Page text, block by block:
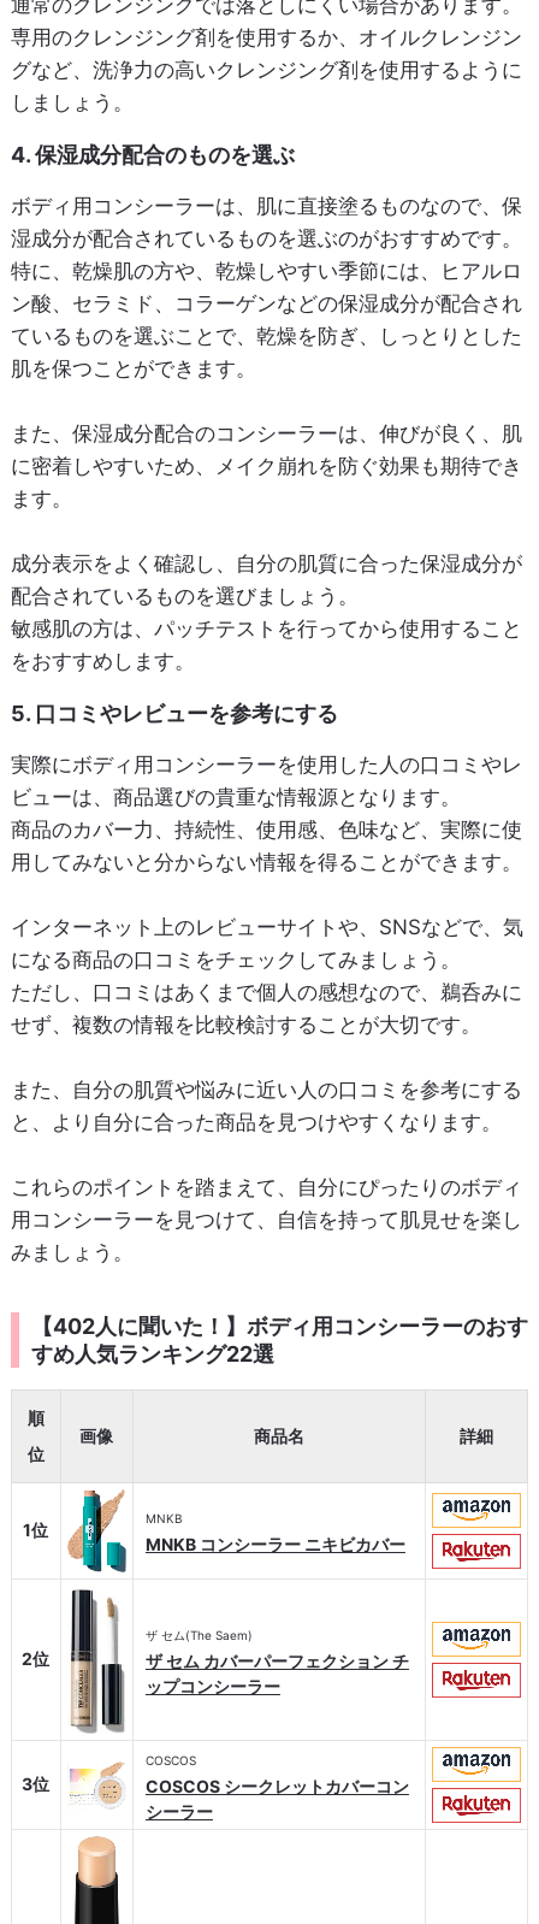
通常のクレンジングでは落としにくい場合があります。
専用のクレンジング剤を使用するか、オイルクレンジン
グなど、洗浄力の高いクレンジング剤を使用するように
しましょう。
4. 保湿成分配合のものを選ぶ
ボディ用コンシーラーは、肌に直接塗るものなので、保
湿成分が配合されているものを選ぶのがおすすめです。
特に、乾燥肌の方や、乾燥しやすい季節には、ヒアルロ
ン酸、セラミド、コラーゲンなどの保湿成分が配合され
ているものを選ぶことで、乾燥を防ぎ、しっとりとした
肌を保つことができます。
また、保湿成分配合のコンシーラーは、伸びが良く、肌
に密着しやすいため、メイク崩れを防ぐ効果も期待でき
ます。
成分表示をよく確認し、自分の肌質に合った保湿成分が
配合されているものを選びましょう。
敏感肌の方は、パッチテストを行ってから使用すること
をおすすめします。
5. 口コミやレビューを参考にする
実際にボディ用コンシーラーを使用した人の口コミやレ
ビューは、商品選びの貴重な情報源となります。
商品のカバー力、持続性、使用感、色味など、実際に使
用してみないと分からない情報を得ることができます。
インターネット上のレビューサイトや、SNSなどで、気
になる商品の口コミをチェックしてみましょう。
ただし、口コミはあくまで個人の感想なので、鵜呑みに
せず、複数の情報を比較検討することが大切です。
また、自分の肌質や悩みに近い人の口コミを参考にする
と、より自分に合った商品を見つけやすくなります。
これらのポイントを踏まえて、自分にぴったりのボディ
用コンシーラーを見つけて、自信を持って肌見せを楽し
みましょう。
【402人に聞いた！】ボディ用コンシーラーのおす
すめ人気ランキング22選
順
位
画像 商品名 詳細
1位
MNKB
MNKB コンシーラー ニキビカバー
2位
ザ セム(The Saem)
ザ セム カバーパーフェクション チ
ップコンシーラー
3位
COSCOS
COSCOS シークレットカバーコン
シーラー